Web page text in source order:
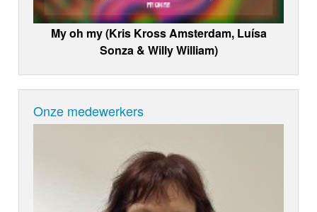
My oh my (Kris Kross Amsterdam, Luísa
Sonza & Willy William)
Onze medewerkers